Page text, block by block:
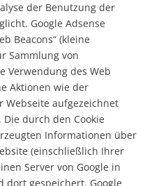
der Benutzung der
Google Adsense
Beacons“ (kleine
Sammlung von
Verwendung des Web
Aktionen wie der
Webseite aufgezeichnet
durch den Cookie
Informationen über
(einschließlich Ihrer
Server von Google in
dort gespeichert. Google